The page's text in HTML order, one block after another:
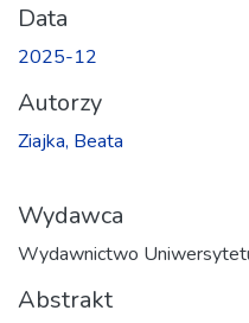
Data
2025-12
Autorzy
Ziajka, Beata
Wydawca
Wydawnictwo
Abstrakt